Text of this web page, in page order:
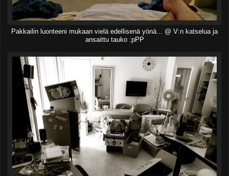
Pakkailin luonteeni mukaan vielä edellisenä yönä... @ V:n katselua ja
ansaittu tauko :pPP